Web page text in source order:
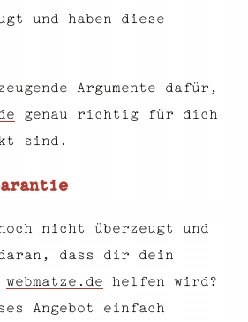
und haben diese
Argumente dafür,
genau richtig für dich
sind.
nicht überzeugt und
dass dir dein
webmatze.de helfen wird?
Angebot einfach